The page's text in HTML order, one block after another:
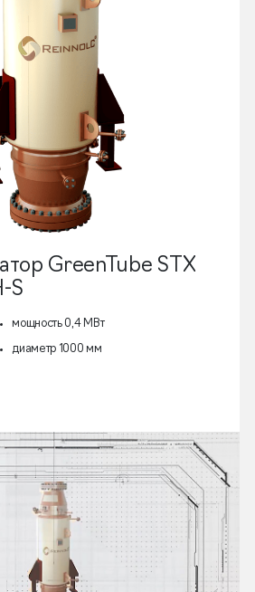
GreenTube STX
S
мощность 0,4 МВт
диаметр 1000 мм